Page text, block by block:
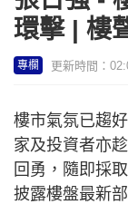
環擊 | 樓
專欄 更新時間：
樓市氣氛已趨
家及投資者亦
回勇，隨即採
披露樓盤最新